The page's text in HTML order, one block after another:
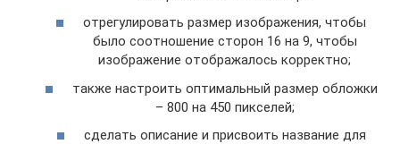
отрегулировать размер изображения, чтобы
было соотношение сторон 16 на 9, чтобы
изображение отображалось корректно;
также настроить оптимальный размер обложки
– 800 на 450 пикселей;
сделать описание и присвоить название для